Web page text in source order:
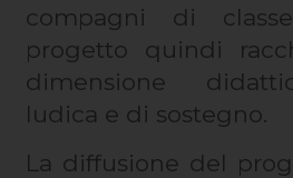
compagni di
progetto quindi
dimensione
ludica e di sostegno.
La diffusione del